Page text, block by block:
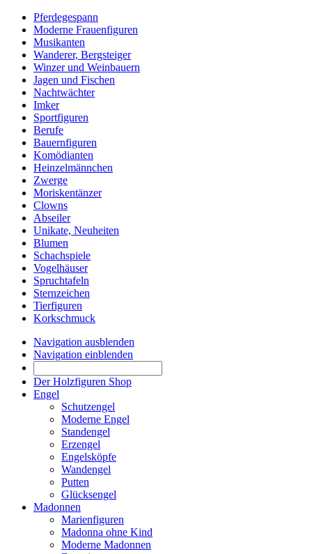
Pferdegespann
Moderne Frauenfiguren
Musikanten
Wanderer, Bergsteiger
Winzer und Weinbauern
Jagen und Fischen
Nachtwächter
Imker
Sportfiguren
Berufe
Bauernfiguren
Komödianten
Heinzelmännchen
Zwerge
Moriskentänzer
Clowns
Abseiler
Unikate, Neuheiten
Blumen
Schachspiele
Vogelhäuser
Spruchtafeln
Sternzeichen
Tierfiguren
Korkschmuck
Navigation ausblenden
Navigation einblenden
Der Holzfiguren Shop
Engel
Schutzengel
Moderne Engel
Standengel
Erzengel
Engelsköpfe
Wandengel
Putten
Glücksengel
Madonnen
Marienfiguren
Madonna ohne Kind
Moderne Madonnen